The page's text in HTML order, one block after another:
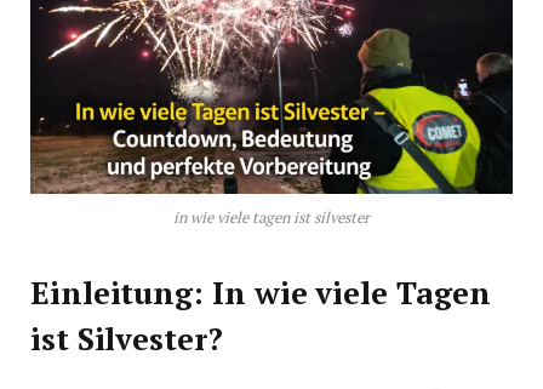
in wie viele tagen ist silvester
Einleitung: In wie viele Tagen
ist Silvester?